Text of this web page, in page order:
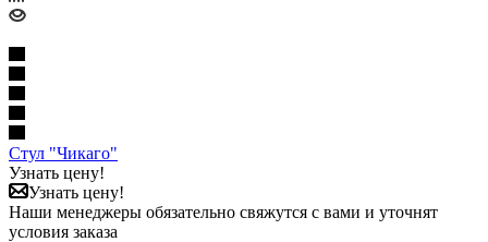
Стул "Чикаго"
Узнать цену!
Узнать цену!
Наши менеджеры обязательно свяжутся с вами и уточнят
условия заказа